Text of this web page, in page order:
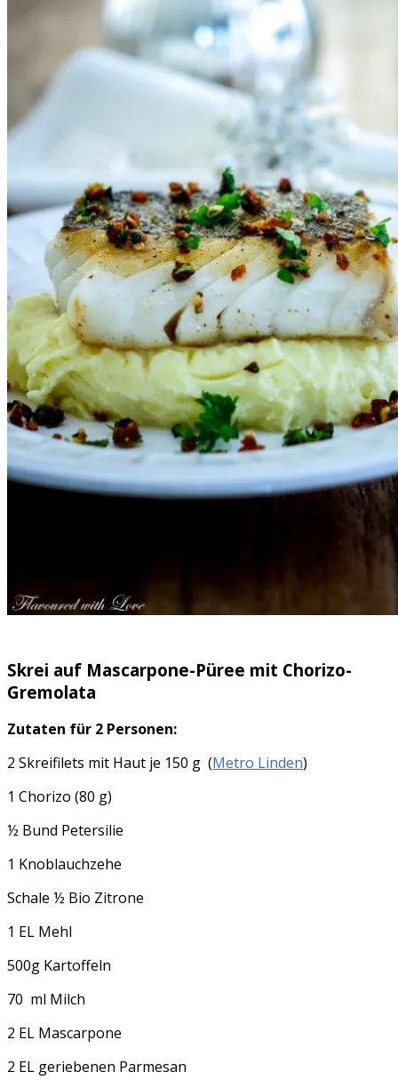
Skrei auf Mascarpone-Püree mit Chorizo-
Gremolata
Zutaten für 2 Personen:
2 Skreifilets mit Haut je 150 g (Metro Linden)
1 Chorizo (80 g)
½ Bund Petersilie
1 Knoblauchzehe
Schale ½ Bio Zitrone
1 EL Mehl
500g Kartoffeln
70 ml Milch
2 EL Mascarpone
2 EL geriebenen Parmesan